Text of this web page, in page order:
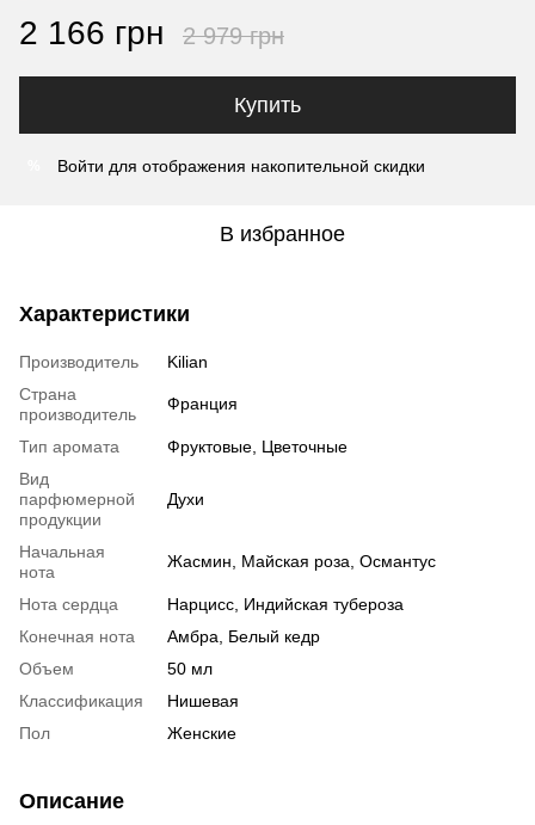
2 166 грн 2 979 грн
Купить
Войти для отображения накопительной скидки
В избранное
Характеристики
Производитель
Kilian
Страна
производитель
Франция
Тип аромата
Фруктовые, Цветочные
Вид
парфюмерной
продукции
Духи
Начальная
нота
Жасмин, Майская роза, Османтус
Нота сердца
Нарцисс, Индийская тубероза
Конечная нота
Амбра, Белый кедр
Объем
50 мл
Классификация
Нишевая
Пол
Женские
Описание